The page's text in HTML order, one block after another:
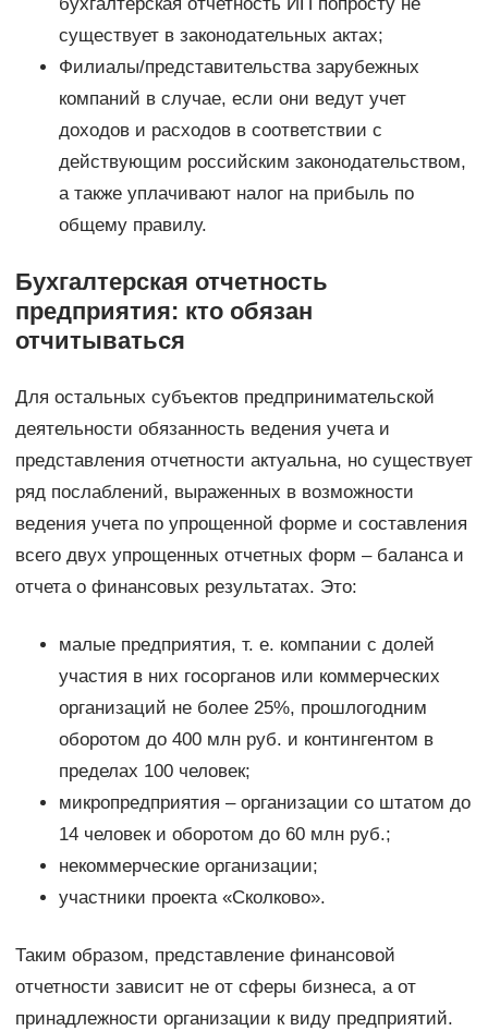
бухгалтерская отчетность ИП попросту не
существует в законодательных актах;
Филиалы/представительства зарубежных
компаний в случае, если они ведут учет
доходов и расходов в соответствии с
действующим российским законодательством,
а также уплачивают налог на прибыль по
общему правилу.
Бухгалтерская отчетность
предприятия: кто обязан
отчитываться
Для остальных субъектов предпринимательской
деятельности обязанность ведения учета и
представления отчетности актуальна, но существует
ряд послаблений, выраженных в возможности
ведения учета по упрощенной форме и составления
всего двух упрощенных отчетных форм – баланса и
отчета о финансовых результатах. Это:
малые предприятия, т. е. компании с долей
участия в них госорганов или коммерческих
организаций не более 25%, прошлогодним
оборотом до 400 млн руб. и контингентом в
пределах 100 человек;
микропредприятия – организации со штатом до
14 человек и оборотом до 60 млн руб.;
некоммерческие организации;
участники проекта «Сколково».
Таким образом, представление финансовой
отчетности зависит не от сферы бизнеса, а от
принадлежности организации к виду предприятий.